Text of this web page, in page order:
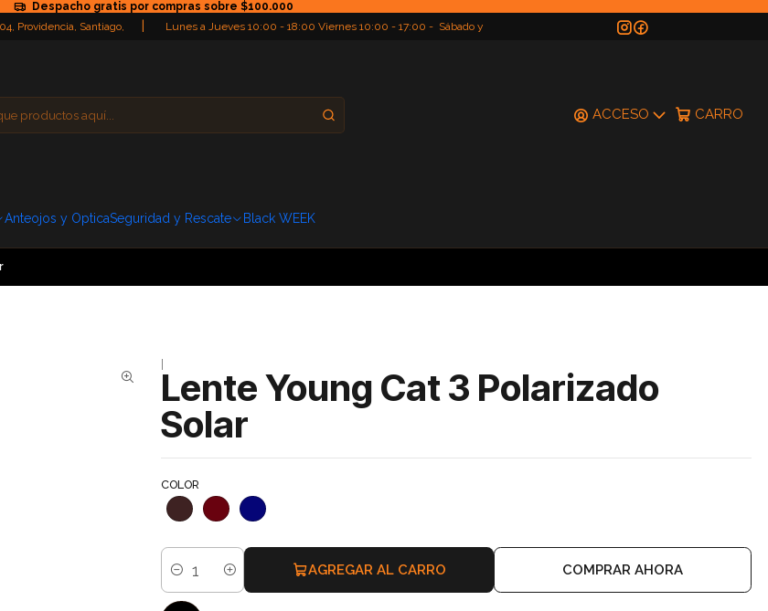
Despacho gratis por compras sobre $100.000
Providencia, Santiago,
Lunes a Jueves 10:00 - 18:00 Viernes 10:00 - 17:00 - Sábado y
ACCESO CARRO
Anteojos y OpticaSeguridad y Rescate Black WEEK
|
Lente Young Cat 3 Polarizado
Solar
COLOR
Cantidad
AGREGAR AL CARRO COMPRAR AHORA